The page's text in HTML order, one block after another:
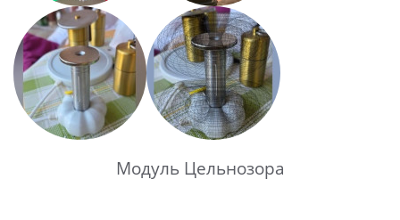
Модуль Цельнозора